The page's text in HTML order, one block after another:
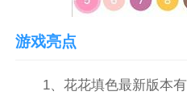
游戏亮点
1、花花填色最新版本有